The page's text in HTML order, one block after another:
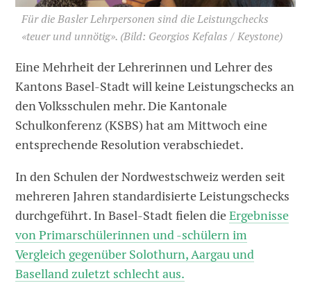
Für die Basler Lehrpersonen sind die Leistungchecks
«teuer und unnötig». (Bild: Georgios Kefalas / Keystone)
Eine Mehrheit der Lehrerinnen und Lehrer des
Kantons Basel-Stadt will keine Leistungschecks an
den Volksschulen mehr. Die Kantonale
Schulkonferenz (KSBS) hat am Mittwoch eine
entsprechende Resolution verabschiedet.
In den Schulen der Nordwestschweiz werden seit
mehreren Jahren standardisierte Leistungschecks
durchgeführt. In Basel-Stadt fielen dieErgebnisse
von Primarschülerinnen und -schülern im
Vergleich gegenüber Solothurn, Aargau und
Baselland zuletzt schlecht aus.